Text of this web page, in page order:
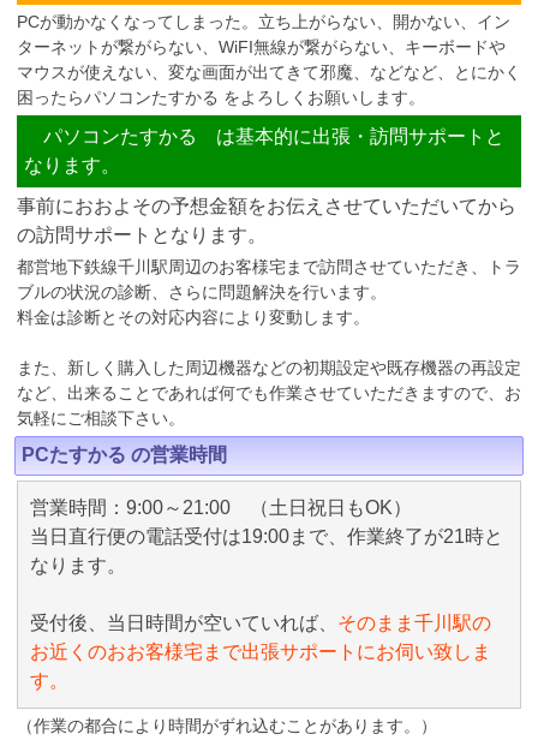
PCが動かなくなってしまった。立ち上がらない、開かない、イン
ターネットが繋がらない、WiFI無線が繋がらない、キーボードや
マウスが使えない、変な画面が出てきて邪魔、などなど、とにかく
困ったらパソコンたすかる をよろしくお願いします。
パソコンたすかる は基本的に出張・訪問サポートと
なります。
事前におおよその予想金額をお伝えさせていただいてから
の訪問サポートとなります。
都営地下鉄線千川駅周辺のお客様宅まで訪問させていただき、トラ
ブルの状況の診断、さらに問題解決を行います。
料金は診断とその対応内容により変動します。
また、新しく購入した周辺機器などの初期設定や既存機器の再設定
など、出来ることであれば何でも作業させていただきますので、お
気軽にご相談下さい。
PCたすかる の営業時間
営業時間：9:00～21:00 （土日祝日もOK）
当日直行便の電話受付は19:00まで、作業終了が21時と
なります。
受付後、当日時間が空いていれば、 そのまま千川駅の
お近くのおお客様宅まで出張サポートにお伺い致しま
す。
（作業の都合により時間がずれ込むことがあります。）